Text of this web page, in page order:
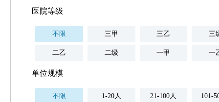
医院等级
不限 三甲 三乙 三
二乙 二级 一甲 一
单位规模
不限 1-20人 21-100人 101-